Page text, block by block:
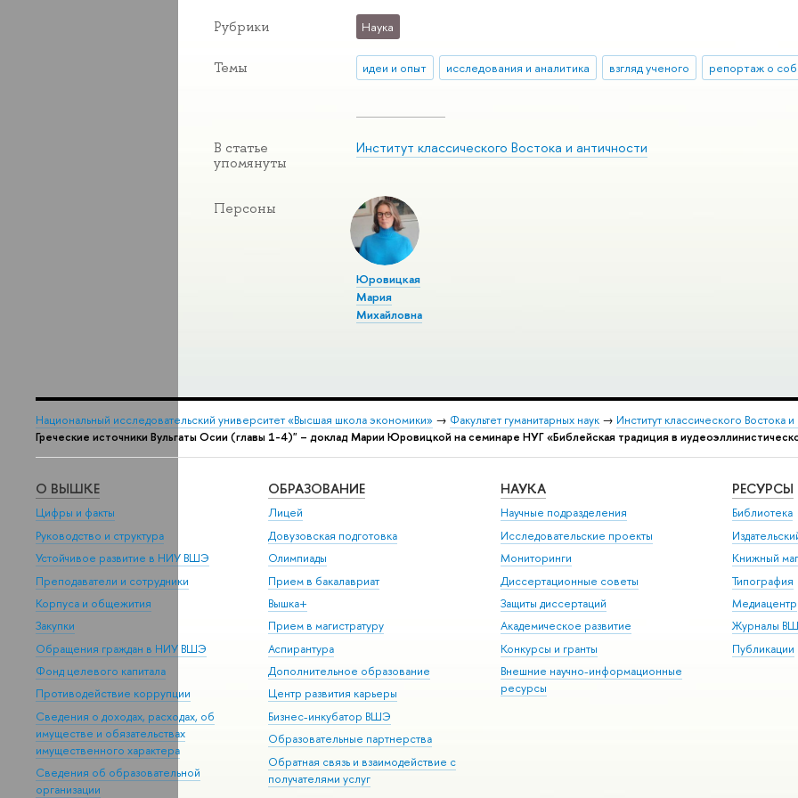
Рубрики Наука
Темы идеи и опыт исследования и аналитика взгляд ученого репортаж о
В статье
упомянуты
Институт классического Востока и античности
Персоны
Юровицкая
Мария
Михайловна
Национальный исследовательский университет «Высшая школа экономики» → Факультет гуманитарных наук → Институт классического Востока и
Греческие источники Вульгаты Осии (главы 1-4)" – доклад Марии Юровицкой на семинаре НУГ «Библейская традиция в
О ВЫШКЕ
Цифры и факты
Руководство и структура
Устойчивое развитие в НИУ ВШЭ
Преподаватели и сотрудники
Корпуса и общежития
Закупки
Обращения граждан в НИУ ВШЭ
Фонд целевого капитала
Противодействие коррупции
Сведения о доходах, расходах, об
имуществе и обязательствах
имущественного характера
Сведения об образовательной
организации
ОБРАЗОВАНИЕ
Лицей
Довузовская подготовка
Олимпиады
Прием в бакалавриат
Вышка+
Прием в магистратуру
Аспирантура
Дополнительное образование
Центр развития карьеры
Бизнес-инкубатор ВШЭ
Образовательные партнерства
Обратная связь и взаимодействие с
получателями услуг
НАУКА
Научные подразделения
Исследовательские проекты
Мониторинги
Диссертационные советы
Защиты диссертаций
Академическое развитие
Конкурсы и гранты
Внешние научно-информационные
ресурсы
РЕСУРСЫ
Библиотека
Книжный
Типография
Медиацентр
Журналы
Публикации